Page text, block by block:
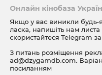
Онлайн кінобаза
Якщо у вас виникли будь-
ласка, напишіть нам листа
скористайтеся Telegram
З питань розміщення
ad@dzygamdb.com.
посиланням